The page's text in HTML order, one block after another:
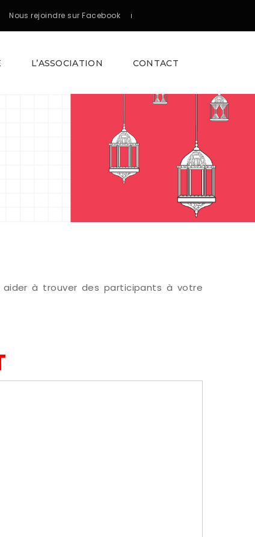
Nous rejoindre sur Facebook
L’ASSOCIATION CONTACT
aider à trouver des participants à votre